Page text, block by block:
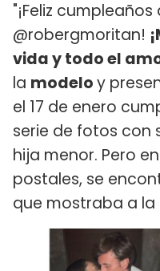
"¡Feliz
@robergmoritan!
vida y todo el
la modeloy
el 17 de enero
serie de fotos con
hija menor. Pero
postales, se
que mostraba a